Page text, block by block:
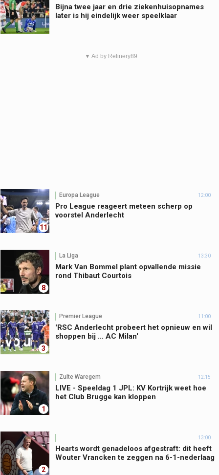
Bijna twee jaar en drie ziekenhuisopnames
later is hij eindelijk weer speelklaar
▼ Ad by Refinery89
11
Europa League 12:00
Pro League reageert meteen scherp op
voorstel Anderlecht
8
La Liga 13:30
Mark Van Bommel plant opvallende missie
rond Thibaut Courtois
3
Premier League 11:00
'RSC Anderlecht probeert het opnieuw en wil
shoppen bij ... AC Milan'
1
Zulte Waregem 12:15
LIVE - Speeldag 1 JPL: KV Kortrijk weet hoe
het Club Brugge kan kloppen
2
13:00
Hearts wordt genadeloos afgestraft: dit heeft
Wouter Vrancken te zeggen na 6-1-nederlaag